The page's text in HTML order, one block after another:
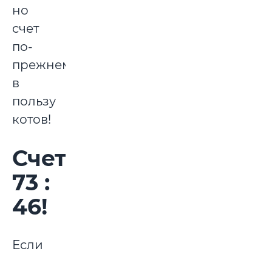
но
счет
по-
прежнему
в
пользу
котов!
Счет:
73 :
46!
Если